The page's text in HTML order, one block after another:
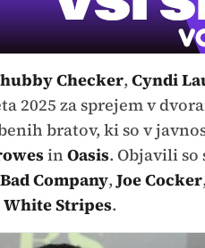
Checker, Cyndi
2025 za sprejem v
bratov, ki so v
inOasis. Objavili so
Company,Joe Cocker,
White Stripes.